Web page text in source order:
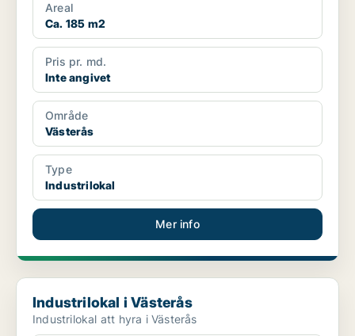
Areal
Ca. 185 m2
Pris pr. md.
Inte angivet
Område
Västerås
Type
Industrilokal
Mer info
Industrilokal i Västerås
Industrilokal i Västerås
Industrilokal att hyra i Västerås